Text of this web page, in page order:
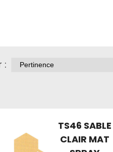
:
TS46 SABLE
CLAIR MAT